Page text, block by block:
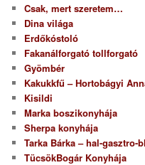
Csak, mert szeretem…
Dina világa
Erdőkóstoló
Fakanálforgató tollforgató
Gyömbér
Kakukkfű – Hortobágyi
Kisildi
Marka boszikonyhája
Sherpa konyhája
Tarka Bárka – hal-gasztro-
TücsökBogár Konyhája